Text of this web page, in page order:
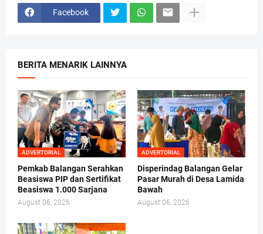
Facebook
BERITA MENARIK LAINNYA
ADVERTORIAL
Pemkab Balangan Serahkan
Beasiswa PIP dan Sertifikat
Beasiswa 1.000 Sarjana
August 06, 2026
ADVERTORIAL
Disperindag Balangan Gelar
Pasar Murah di Desa Lamida
Bawah
August 06, 2026